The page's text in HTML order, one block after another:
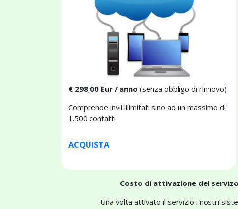
€ 298,00 Eur / anno (senza obbligo di rinnovo)
Comprende invii illimitati sino ad un massimo di
1.500 contatti
ACQUISTA
Costo di attivazione del
Una volta attivato il servizio i nostri